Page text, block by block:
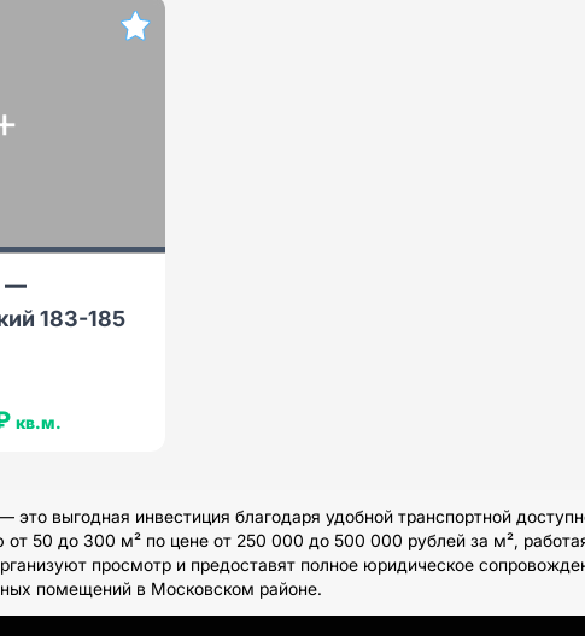
—
183-185
кв.м.
выгодная инвестиция благодаря удобной транспортной
50 до 300 м² по цене от 250 000 до 500 000 рублей за м²,
просмотр и предоставят полное юридическое
помещений в Московском районе.